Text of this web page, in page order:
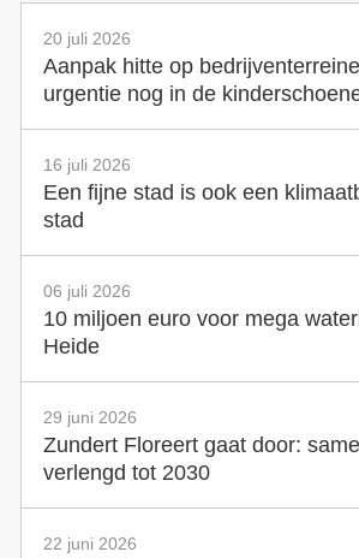
20 juli 2026
Aanpak hitte op
urgentie nog in de
16 juli 2026
Een fijne stad is ook een
stad
06 juli 2026
10 miljoen euro voor mega
Heide
29 juni 2026
Zundert Floreert gaat door:
verlengd tot 2030
22 juni 2026